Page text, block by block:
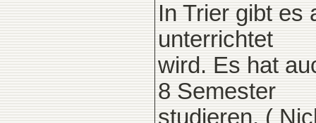
In Trier gibt es
unterrichtet
wird. Es hat
8 Semester
studieren. (